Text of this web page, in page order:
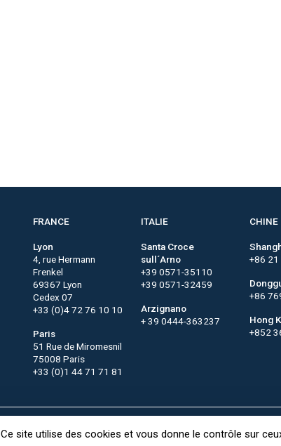
Ce site utilise des cookies et vous donne le contrôle sur
FRANCE
Lyon
4, rue Hermann
Frenkel
69367 Lyon
Cedex 07
+33 (0)4 72 76 10 10
Paris
51 Rue de Miromesnil
75008 Paris
+33 (0)1 44 71 71 81
ITALIE
Santa Croce
sull´Arno
+39 0571-35110
+39 0571-32459
Arzignano
+ 39 0444-363237
CHINE
+86
+86
Hong
+852
Contact CTC recrute FAQ Mots-Clés